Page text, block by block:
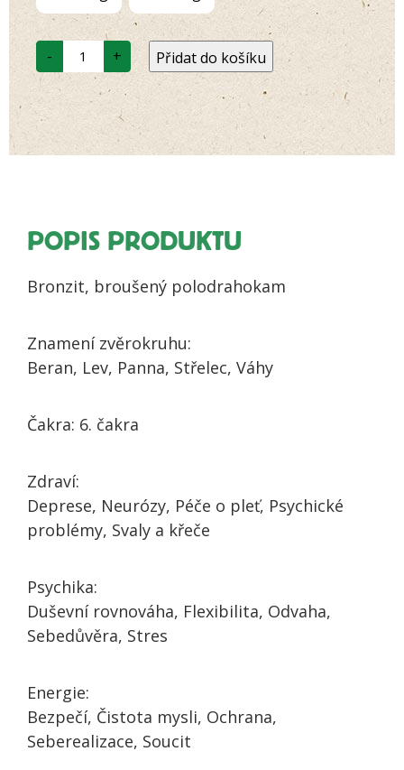
- Bronzit
množství
+ Přidat do košíku
POPIS PRODUKTU
Bronzit, broušený polodrahokam
Znamení zvěrokruhu:
Beran, Lev, Panna, Střelec, Váhy
Čakra: 6. čakra
Zdraví:
Deprese, Neurózy, Péče o pleť, Psychické
problémy, Svaly a křeče
Psychika:
Duševní rovnováha, Flexibilita, Odvaha,
Sebedůvěra, Stres
Energie:
Bezpečí, Čistota mysli, Ochrana,
Seberealizace, Soucit